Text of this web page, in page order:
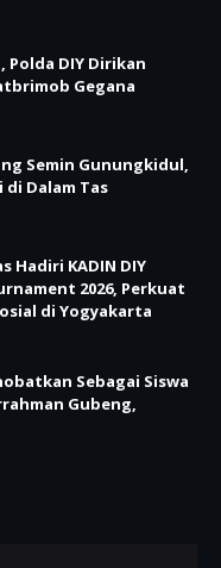
Polda DIY Dirikan
Gegana
Semin Gunungkidul,
di Dalam Tas
Hadiri KADIN DIY
2026, Perkuat
di Yogyakarta
Sebagai Siswa
Gubeng,